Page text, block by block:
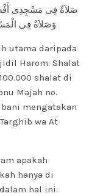
صَلاَةٌ فِى مَسْجِدِى
وَصَلاَةٌ فِى
utama daripada
Harom. Shalat
shalat di
Majah no.
mengatakan
wa At
apakah
hanya di
hal ini.